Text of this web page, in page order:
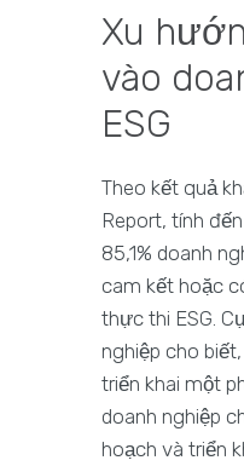
Xu
vào
ESG
Theo kết quả
Report, tính
85,1% doanh
cam kết hoặc
thực thi ESG.
nghiệp cho
triển khai một
doanh nghiệp
hoạch và triển